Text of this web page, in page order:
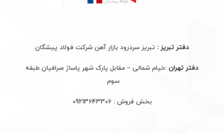
دفتر تبریز : تبریز سردرود بازار آهن شرکت فولاد پیشگان
دفتر تهران :خیام شمالی – مقابل پارک شهر پاساژ صرافیان طبقه
سوم
بخش فروش :09213643306